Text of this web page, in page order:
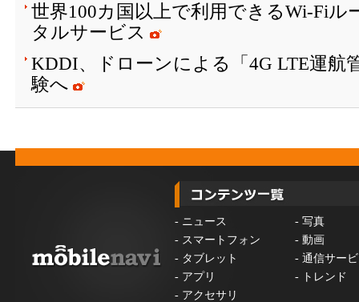
世界100カ国以上で利用できるWi-Fiル
タルサービス
KDDI、ドローンによる「4G LTE運航
験へ
- ニュース - 写真
- スマートフォン - 動画
- タブレット - 通信サー
- アプリ -
トレンド
- アクセサリ